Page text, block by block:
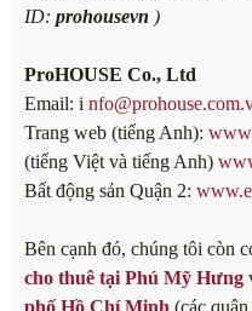
ID: prohousevn )
ProHOUSE Co., Ltd
Email: i
Trang web (tiếng Anh):
(tiếng Việt và tiếng Anh)
Bất động sản Quận 2:
Bên cạnh đó, chúng tôi còn
cho thuê tại Phú Mỹ Hưng